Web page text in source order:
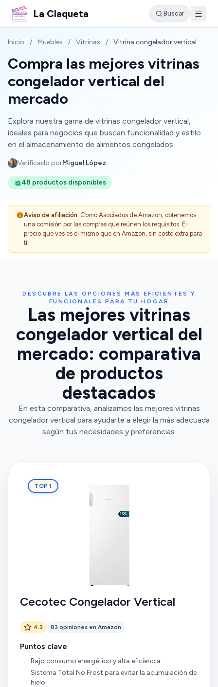
La Claqueta Buscar
Inicio / Muebles / Vitrinas / Vitrina congelador vertical
Compra las mejores vitrinas
congelador vertical del
mercado
Explora nuestra gama de vitrinas congelador vertical,
ideales para negocios que buscan funcionalidad y estilo
en el almacenamiento de alimentos congelados.
Verificado porMiguel López
48 productos disponibles
Aviso de afiliación: Como Asociados de Amazon, obtenemos
una comisión por las compras que reúnen los requisitos. El
precio que ves es el mismo que en Amazon, sin coste extra para
ti.
DESCUBRE LAS OPCIONES MÁS EFICIENTES Y
FUNCIONALES PARA TU HOGAR
Las mejores vitrinas
congelador vertical del
mercado: comparativa
de productos
destacados
En esta comparativa, analizamos las mejores vitrinas
congelador vertical para ayudarte a elegir la más adecuada
según tus necesidades y preferencias.
TOP 1
Cecotec Congelador Vertical
4.3 83 opiniones en Amazon
Puntos clave
Bajo consumo energético y alta eficiencia.
Sistema Total No Frost para evitar la acumulación de
hielo.